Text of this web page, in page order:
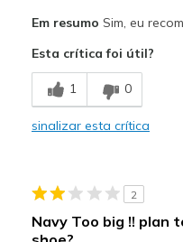
Melhores utilizações
Casual Wear
View On Shoes
I'm
Em resumo Sim, eu
Esta crítica foi útil?
1 0
sinalizar esta crítica
2
Navy Too big !! plan